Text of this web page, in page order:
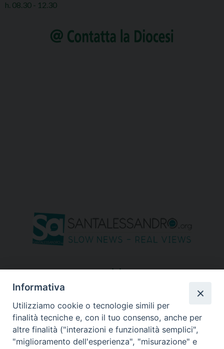
h. 08.30 - 12.30
seguici su
Informativa
Utilizziamo cookie o tecnologie simili per
finalità tecniche e, con il tuo consenso, anche per
altre finalità ("interazioni e funzionalità semplici",
"miglioramento dell'esperienza", "misurazione" e